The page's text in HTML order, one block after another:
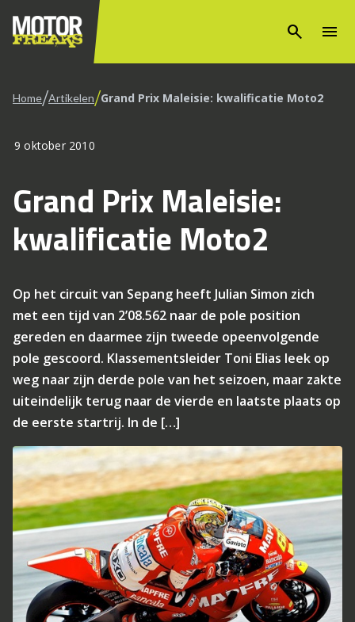
search menu
Home/Artikelen/Grand Prix Maleisie: kwalificatie Moto2
9 oktober 2010
Grand Prix Maleisie:
kwalificatie Moto2
Op het circuit van Sepang heeft Julian Simon zich
met een tijd van 2’08.562 naar de pole position
gereden en daarmee zijn tweede opeenvolgende
pole gescoord. Klassementsleider Toni Elias leek op
weg naar zijn derde pole van het seizoen, maar zakte
uiteindelijk terug naar de vierde en laatste plaats op
de eerste startrij. In de […]